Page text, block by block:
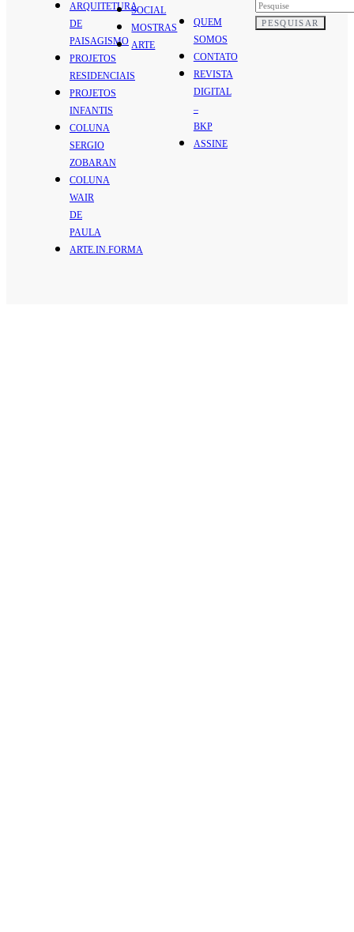
ARQUITETURA
DE
PAISAGISMO
PROJETOS
RESIDENCIAIS
PROJETOS
INFANTIS
COLUNA
SERGIO
ZOBARAN
COLUNA
WAIR
DE
PAULA
ARTE.IN.FORMA
SOCIAL
MOSTRAS
ARTE
QUEM
SOMOS
CONTATO
REVISTA
DIGITAL
–
BKP
ASSINE
PESQUISAR